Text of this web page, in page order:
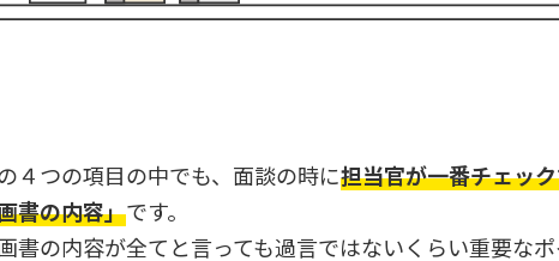
４つの項目の中でも、面談の時に担当官が一番チェッ
書の内容」です。
書の内容が全てと言っても過言ではないくらい重要なポ